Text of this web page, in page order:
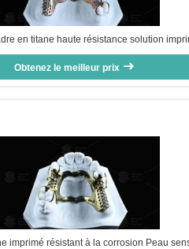
en titane haute résistance solution
Obtenez le meilleur prix
imprimé résistant à la corrosion Peau